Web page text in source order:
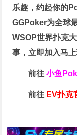
乐趣，约起你的
GGPoker为全球
WSOP世界扑克
事，立即加入马
前往小鱼
前往 EV扑克